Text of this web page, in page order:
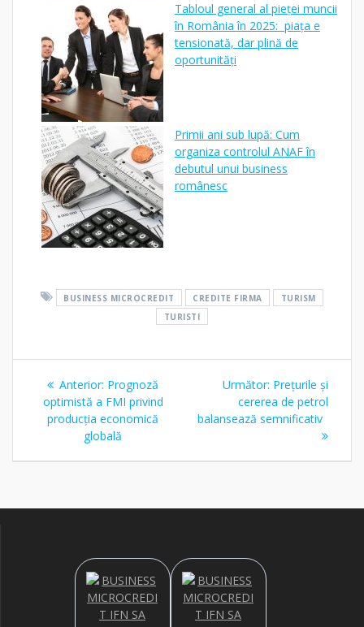
Tabloul general al pieței muncii
în România în 2025: piața e
tensionată, dar plină de
oportunități
Primii ani sub lupă: Cum
organiza controlul ANAF în
debutul unui business
românesc
BUSINESS MICROCREDIT CREDITE FIRMA
TURISM
TURISTI
Navigare
articole
Anterior: Articolul
anterior:
Prognoză
optimistă a FMI privind
producția economică
globală
Următor: Articolul
următor:
Prețurile și
cererea de petrol
balansează semnificativ